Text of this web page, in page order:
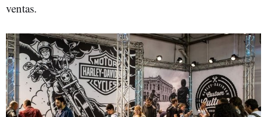
ventas.